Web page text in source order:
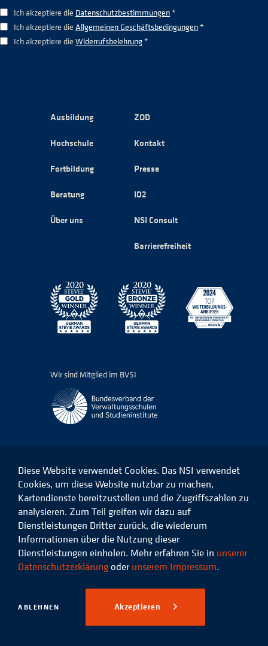
Ich akzeptiere die Datenschutzbestimmungen*
Ich akzeptiere die Allgemeinen Geschäftsbedingungen*
Ich akzeptiere die Widerrufsbelehrung*
Ausbildung
Hochschule
Fortbildung
Beratung
Über uns
ZOD
Kontakt
Presse
ID2
NSI Consult
Barrierefreiheit
Wir sind Mitglied im BVSI
Das
NSI
Facebook
Das
NSI
auf
LinkedIn
Das
NSI
auf
Instagram
Das
Xing
© 2026 Niedersächsisches
Studieninstitut für kommunale
Verwaltung e.V.
Datenschutz Impressum
Diese Website verwendet Cookies. Das NSI verwendet
Cookies, um diese Website nutzbar zu machen,
Kartendienste bereitzustellen und die Zugriffszahlen zu
analysieren. Zum Teil greifen wir dazu auf
Dienstleistungen Dritter zurück, die wiederum
Informationen über die Nutzung dieser
Dienstleistungen einholen. Mehr erfahren Sie in unserer
Datenschutzerklärung oder unserem Impressum.
ABLEHNEN Akzeptieren